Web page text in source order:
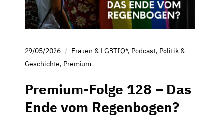
29/05/2026 Frauen & LGBTIQ*, Podcast, Politik &
Geschichte, Premium
Premium-Folge 128 – Das
Ende vom Regenbogen?